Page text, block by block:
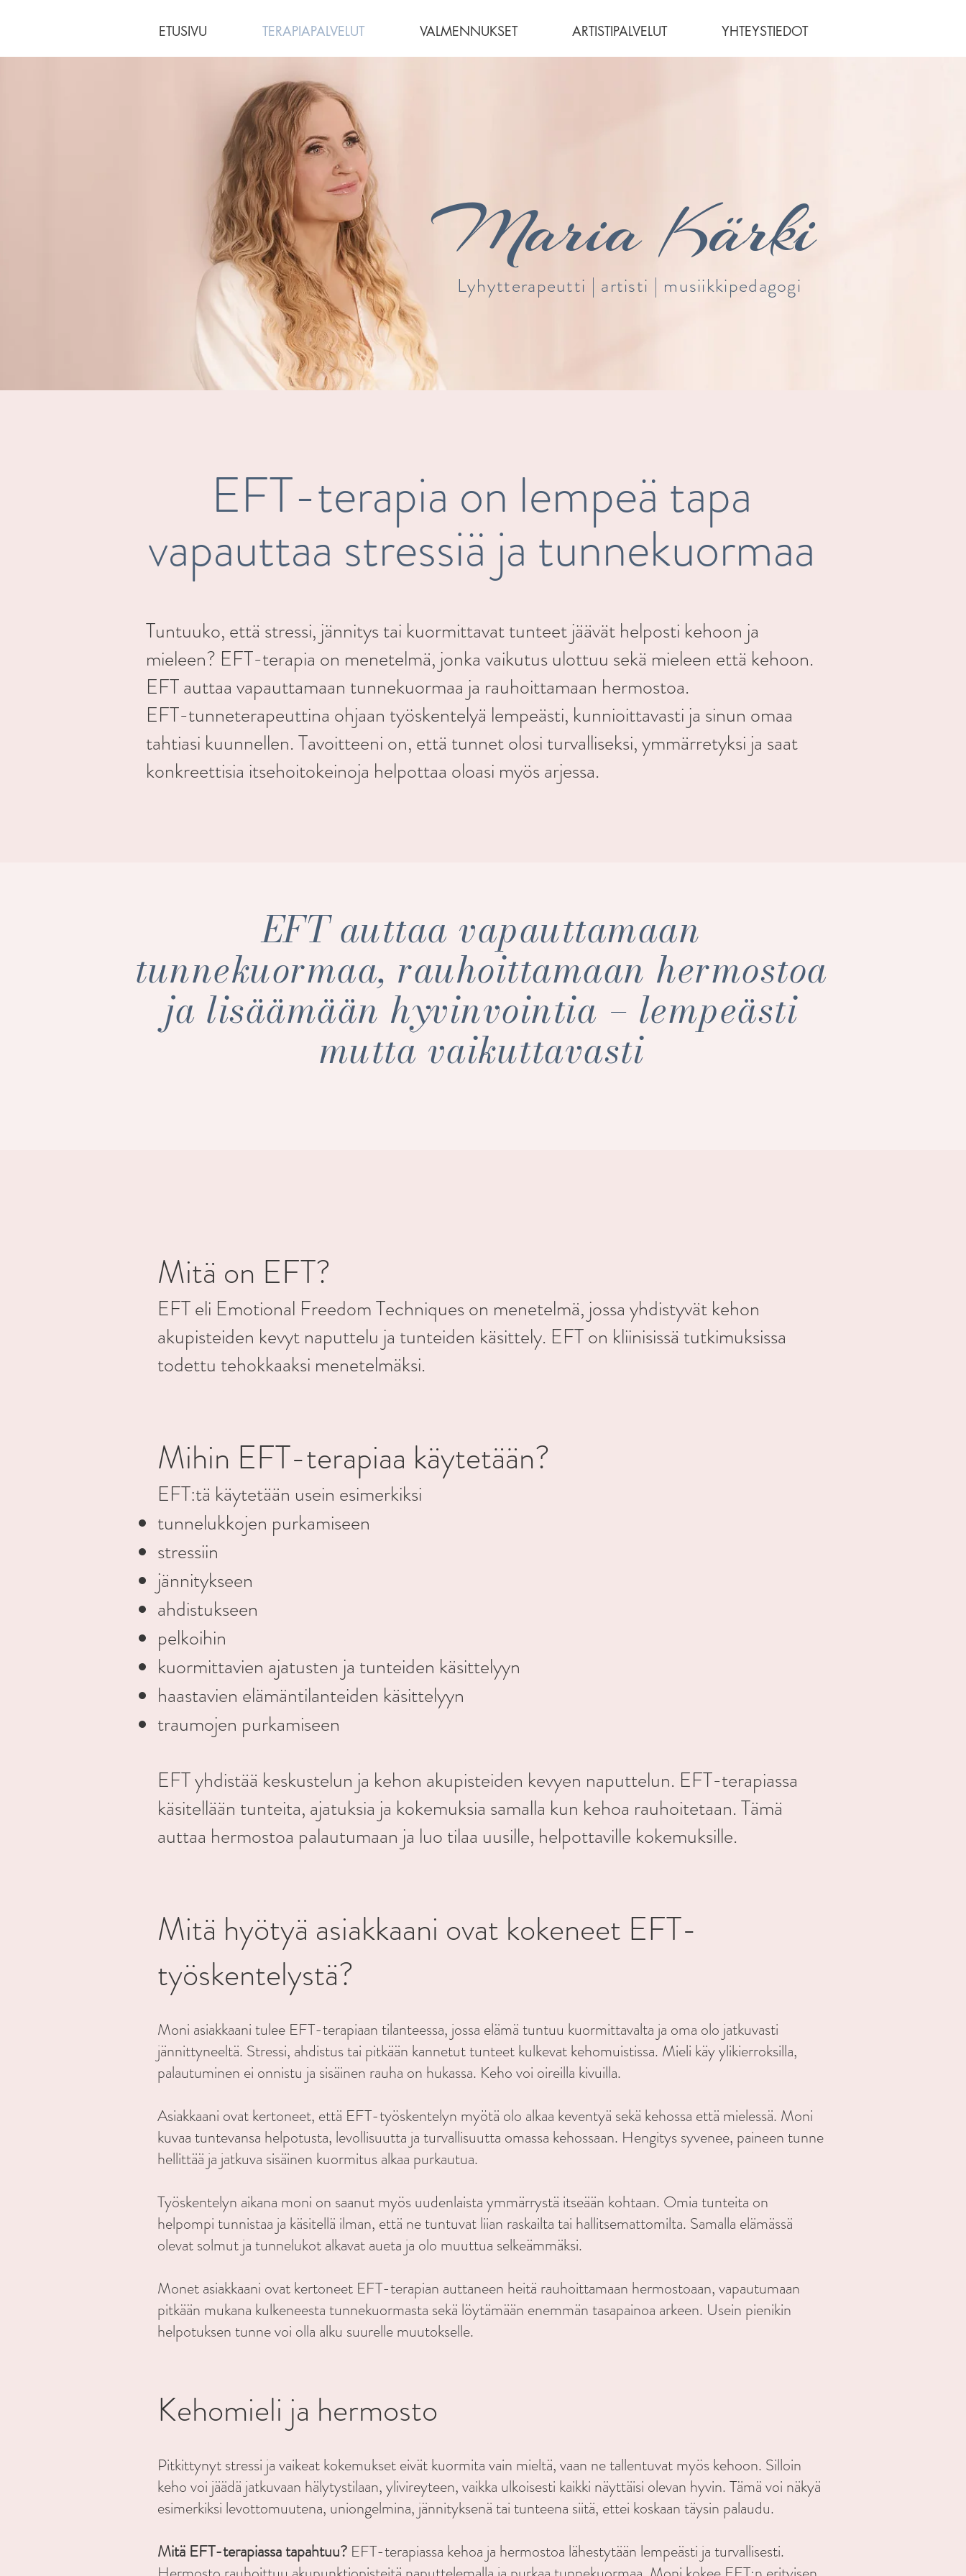
ETUSIVU TERAPIAPALVELUT VALMENNUKSET ARTISTIPALVELUT YHTEYSTIEDOT
Lyhytterapeutti | artisti | musiikkipedagogi
Maria Kärki
EFT-terapia on lempeä tapa
vapauttaa stressiä ja tunnekuormaa
Tuntuuko, että stressi, jännitys tai kuormittavat tunteet jäävät helposti kehoon ja
mieleen? EFT-terapia on menetelmä, jonka vaikutus ulottuu sekä mieleen että kehoon.
EFT auttaa vapauttamaan tunnekuormaa ja rauhoittamaan hermostoa.
EFT-tunneterapeuttina ohjaan työskentelyä lempeästi, kunnioittavasti ja sinun omaa
tahtiasi kuunnellen. Tavoitteeni on, että tunnet olosi turvalliseksi, ymmärretyksi ja saat
konkreettisia itsehoitokeinoja helpottaa oloasi myös arjessa.
EFT auttaa vapauttamaan
tunnekuormaa, rauhoittamaan hermostoa
ja lisäämään hyvinvointia – lempeästi
mutta vaikuttavasti
​Mitä on EFT?
EFT eli Emotional Freedom Techniques on menetelmä, jossa yhdistyvät kehon
akupisteiden kevyt naputtelu ja tunteiden käsittely. EFT on kliinisissä tutkimuksissa
todettu tehokkaaksi menetelmäksi.
Mihin EFT-terapiaa käytetään? ​
EFT:tä käytetään usein esimerkiksi
tunnelukkojen purkamiseen
stressiin
jännitykseen
ahdistukseen
pelkoihin
kuormittavien ajatusten ja tunteiden käsittelyyn
haastavien elämäntilanteiden käsittelyyn
traumojen purkamiseen
EFT yhdistää keskustelun ja kehon akupisteiden kevyen naputtelun. EFT-terapiassa
käsitellään tunteita, ajatuksia ja kokemuksia samalla kun kehoa rauhoitetaan. Tämä
auttaa hermostoa palautumaan ja luo tilaa uusille, helpottaville kokemuksille.
Mitä hyötyä asiakkaani ovat kokeneet EFT-
työskentelystä?
Moni asiakkaani tulee EFT-terapiaan tilanteessa, jossa elämä tuntuu kuormittavalta ja oma olo jatkuvasti
jännittyneeltä. Stressi, ahdistus tai pitkään kannetut tunteet kulkevat kehomuistissa. Mieli käy ylikierroksilla,
palautuminen ei onnistu ja sisäinen rauha on hukassa. Keho voi oireilla kivuilla.
Asiakkaani ovat kertoneet, että EFT-työskentelyn myötä olo alkaa keventyä sekä kehossa että mielessä. Moni
kuvaa tuntevansa helpotusta, levollisuutta ja turvallisuutta omassa kehossaan. Hengitys syvenee, paineen tunne
hellittää ja jatkuva sisäinen kuormitus alkaa purkautua.
Työskentelyn aikana moni on saanut myös uudenlaista ymmärrystä itseään kohtaan. Omia tunteita on
helpompi tunnistaa ja käsitellä ilman, että ne tuntuvat liian raskailta tai hallitsemattomilta. Samalla elämässä
olevat solmut ja tunnelukot alkavat aueta ja olo muuttua selkeämmäksi.
Monet asiakkaani ovat kertoneet EFT-terapian auttaneen heitä rauhoittamaan hermostoaan, vapautumaan
pitkään mukana kulkeneesta tunnekuormasta sekä löytämään enemmän tasapainoa arkeen. Usein pienikin
helpotuksen tunne voi olla alku suurelle muutokselle.
Kehomieli ja hermosto
Pitkittynyt stressi ja vaikeat kokemukset eivät kuormita vain mieltä, vaan ne tallentuvat myös kehoon. Silloin
keho voi jäädä jatkuvaan hälytystilaan, ylivireyteen, vaikka ulkoisesti kaikki näyttäisi olevan hyvin. Tämä voi näkyä
esimerkiksi levottomuutena, uniongelmina, jännityksenä tai tunteena siitä, ettei koskaan täysin palaudu.
Mitä EFT-terapiassa tapahtuu? EFT-terapiassa kehoa ja hermostoa lähestytään lempeästi ja turvallisesti.